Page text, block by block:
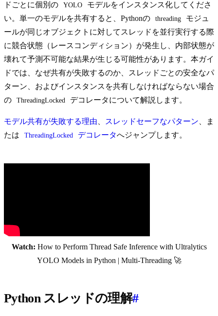
ドごとに個別の
YOLO
モデルをインスタンス化してくださ
い。単一のモデルを共有すると、Pythonの
threading
モジュ
ールが同じオブジェクトに対してスレッドを並行実行する際
に競合状態（レースコンディション）が発生し、内部状態が
壊れて予測不可能な結果が生じる可能性があります。本ガイ
ドでは、なぜ共有が失敗するのか、スレッドごとの安全なパ
ターン、およびインスタンスを共有しなければならない場合
の
ThreadingLocked デコレータについて解説します。
モデル共有が失敗する理由 スレッドセーフなパターン 、ま
たは
ThreadingLocked デコレータへジャンプします。
Watch: How to Perform Thread Safe Inference with Ultralytics
YOLO Models in Python | Multi-Threading 🚀
Python スレッドの理解#